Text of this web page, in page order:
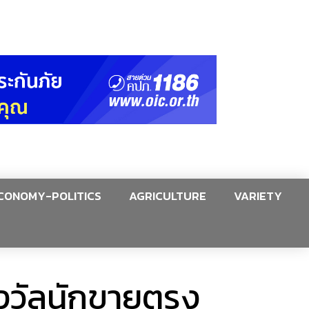
POLITICS AGRICULTURE VARIETY
วัลนักขายตรง